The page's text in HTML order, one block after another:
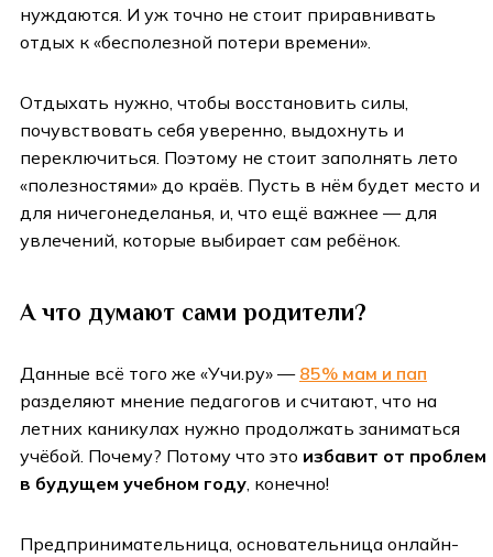
нуждаются. И уж точно не стоит приравнивать
отдых к «бесполезной потери времени».
Отдыхать нужно, чтобы восстановить силы,
почувствовать себя уверенно, выдохнуть и
переключиться. Поэтому не стоит заполнять лето
«полезностями» до краёв. Пусть в нём будет место и
для ничегонеделанья, и, что ещё важнее — для
увлечений, которые выбирает сам ребёнок.
А что думают сами родители?
Данные всё того же «Учи.ру» — 85% мам и пап
разделяют мнение педагогов и считают, что на
летних каникулах нужно продолжать заниматься
учёбой. Почему? Потому что это избавит от проблем
в будущем учебном году, конечно!
Предпринимательница, основательница онлайн-